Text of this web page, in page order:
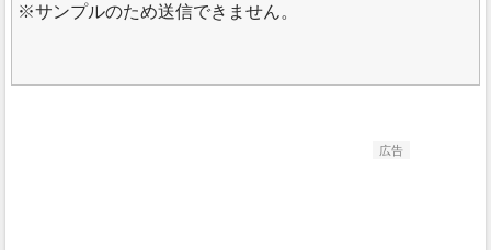
サンプルのため送信できません。
広告